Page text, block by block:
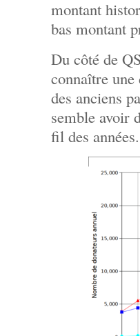
montant
bas montant
Du côté de
connaître
des anciens
semble avoir
fil des années.